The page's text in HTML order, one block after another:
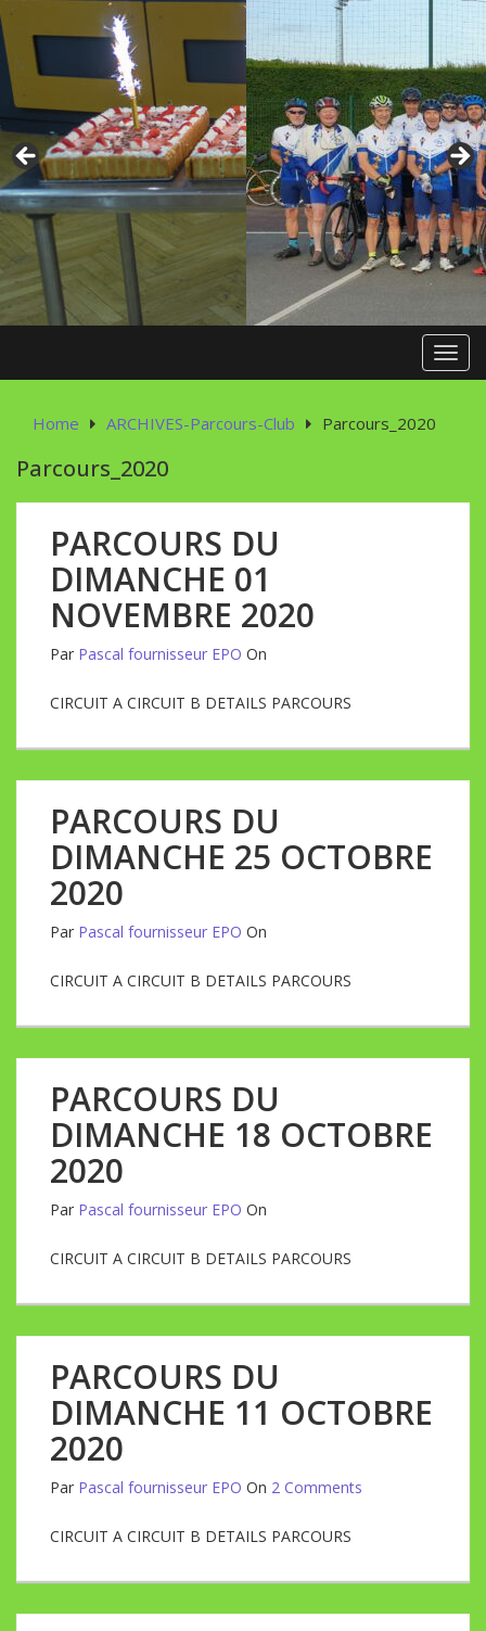
to
content
Home ARCHIVES-Parcours-Club Parcours_2020
Parcours_2020
PARCOURS DU
DIMANCHE 01
NOVEMBRE 2020
Par Pascal fournisseur EPO On
CIRCUIT A CIRCUIT B DETAILS PARCOURS
PARCOURS DU
DIMANCHE 25 OCTOBRE
2020
Par Pascal fournisseur EPO On
CIRCUIT A CIRCUIT B DETAILS PARCOURS
PARCOURS DU
DIMANCHE 18 OCTOBRE
2020
Par Pascal fournisseur EPO On
CIRCUIT A CIRCUIT B DETAILS PARCOURS
PARCOURS DU
DIMANCHE 11 OCTOBRE
2020
Par Pascal fournisseur EPO On 2 Comments
CIRCUIT A CIRCUIT B DETAILS PARCOURS